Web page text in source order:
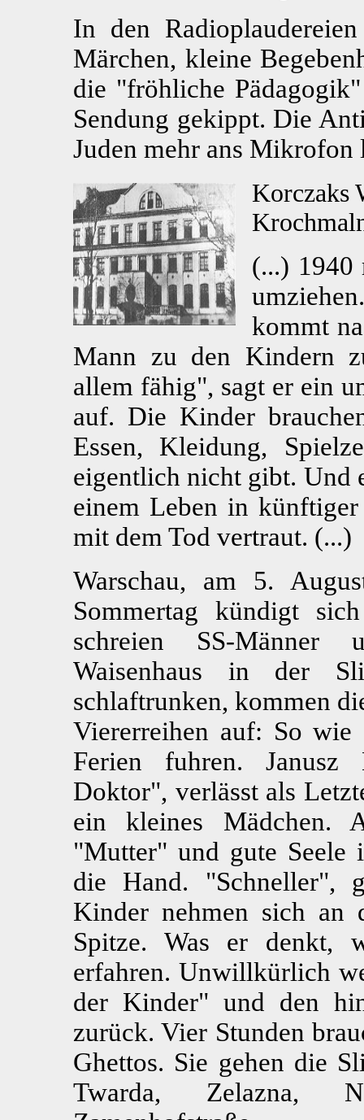
In den
Märchen, kleine
die "fröhliche
Sendung gekippt. Die
Juden mehr ans Mikrofon
Korczaks
(...) 1940
kommt
Mann zu den Kindern
allem fähig", sagt er ein
auf. Die Kinder
Essen, Kleidung,
eigentlich nicht gibt. Und
einem Leben in
mit dem Tod vertraut. (...)
Warschau, am 5.
Sommertag kündigt
schreien SS-Männer
Waisenhaus in der
schlaftrunken, kommen
Viererreihen auf: So
Ferien fuhren.
Doktor", verlässt als
ein kleines Mädchen.
"Mutter" und gute
die Hand. "Schneller",
Kinder nehmen sich an
Spitze. Was er denkt,
erfahren. Unwillkürlich
der Kinder" und den
zurück. Vier Stunden
Ghettos. Sie gehen die
Twarda, Zelazna,